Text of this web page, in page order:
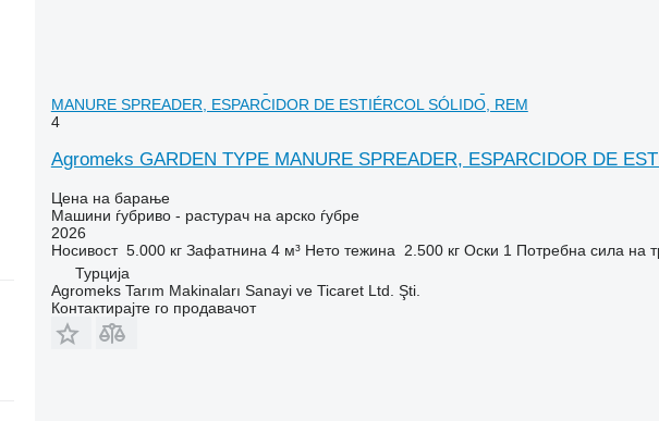
MANURE SPREADER, ESPARCIDOR DE ESTIÉRCOL SÓLIDO, REM
4
Agromeks GARDEN TYPE MANURE SPREADER, ESPARCIDOR DE
Цена на барање
Машини ѓубриво - растурач на арско ѓубре
2026
Носивост 5.000 кг Зафатнина 4 м³ Нето тежина 2.500 кг Оски 1 Потребна сила на
Турција
Agromeks Tarım Makinaları Sanayi ve Ticaret Ltd. Şti.
Контактирајте го продавачот